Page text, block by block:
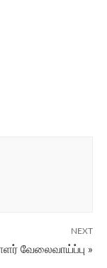
NEXT
வேலைவாய்ப்பு »